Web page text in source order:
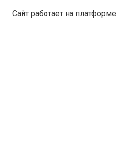
Сайт работает на платформе